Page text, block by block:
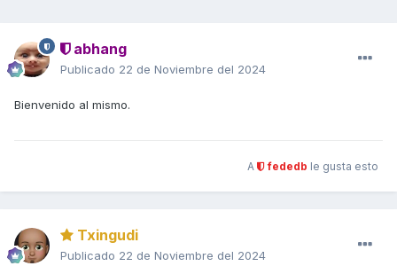
abhang
Publicado 22 de Noviembre del 2024
Bienvenido al mismo.
A fededb le gusta esto
Txingudi
Publicado 22 de Noviembre del 2024